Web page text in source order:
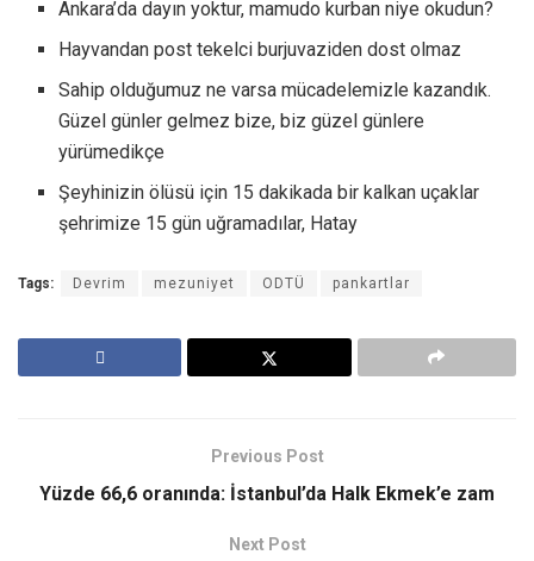
Ankara’da dayın yoktur, mamudo kurban niye okudun?
Hayvandan post tekelci burjuvaziden dost olmaz
Sahip olduğumuz ne varsa mücadelemizle kazandık.
Güzel günler gelmez bize, biz güzel günlere
yürümedikçe
Şeyhinizin ölüsü için 15 dakikada bir kalkan uçaklar
şehrimize 15 gün uğramadılar, Hatay
Tags: Devrim mezuniyet ODTÜ pankartlar
Previous Post
Yüzde 66,6 oranında: İstanbul’da Halk Ekmek’e zam
Next Post